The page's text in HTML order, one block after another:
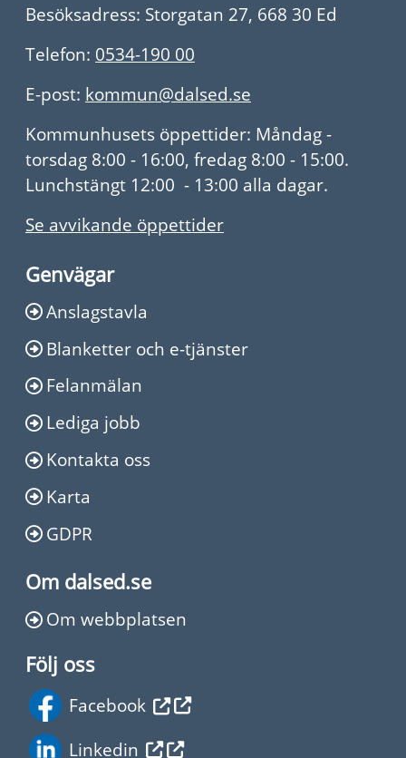
Besöksadress: Storgatan 27, 668 30 Ed
Telefon: 0534-190 00
E-post: kommun@dalsed.se
Kommunhusets öppettider: Måndag -
torsdag 8:00 - 16:00, fredag 8:00 - 15:00.
Lunchstängt 12:00 - 13:00 alla dagar.
Se avvikande öppettider
Genvägar
Anslagstavla
Blanketter och e-tjänster
Felanmälan
Lediga jobb
Kontakta oss
Karta
GDPR
Om dalsed.se
Om webbplatsen
Följ oss
Facebook
Linkedin